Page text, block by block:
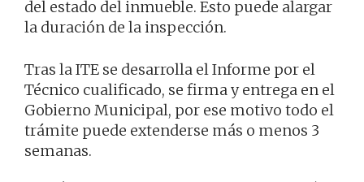
del estado del inmueble. Esto puede alargar
la duración de la inspección.
Tras la ITE se desarrolla el Informe por el
Técnico cualificado, se firma y entrega en el
Gobierno Municipal, por ese motivo todo el
trámite puede extenderse más o menos 3
semanas.